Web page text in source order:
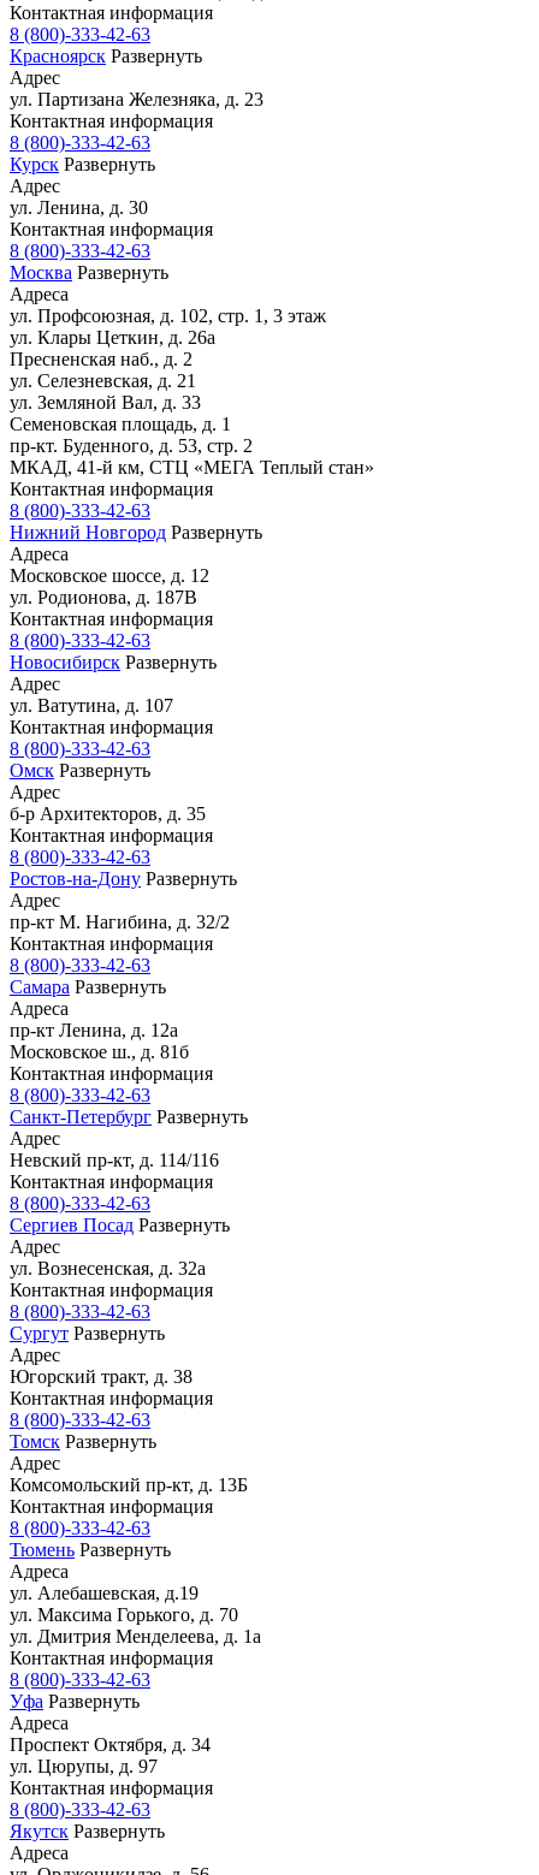
Контактная информация
8 (800)-333-42-63
Красноярск Развернуть
Адрес
ул. Партизана Железняка, д. 23
Контактная информация
8 (800)-333-42-63
Курск Развернуть
Адрес
ул. Ленина, д. 30
Контактная информация
8 (800)-333-42-63
Москва Развернуть
Адреса
ул. Профсоюзная, д. 102, стр. 1, 3 этаж
ул. Клары Цеткин, д. 26а
Пресненская наб., д. 2
ул. Селезневская, д. 21
ул. Земляной Вал, д. 33
Семеновская площадь, д. 1
пр-кт. Буденного, д. 53, стр. 2
МКАД, 41-й км, СТЦ «МЕГА Теплый стан»
Контактная информация
8 (800)-333-42-63
Нижний Новгород Развернуть
Адреса
Московское шоссе, д. 12
ул. Родионова, д. 187В
Контактная информация
8 (800)-333-42-63
Новосибирск Развернуть
Адрес
ул. Ватутина, д. 107
Контактная информация
8 (800)-333-42-63
Омск Развернуть
Адрес
б-р Архитекторов, д. 35
Контактная информация
8 (800)-333-42-63
Ростов-на-Дону Развернуть
Адрес
пр-кт М. Нагибина, д. 32/2
Контактная информация
8 (800)-333-42-63
Самара Развернуть
Адреса
пр-кт Ленина, д. 12а
Московское ш., д. 81б
Контактная информация
8 (800)-333-42-63
Санкт-Петербург Развернуть
Адрес
Невский пр-кт, д. 114/116
Контактная информация
8 (800)-333-42-63
Сергиев Посад Развернуть
Адрес
ул. Вознесенская, д. 32а
Контактная информация
8 (800)-333-42-63
Сургут Развернуть
Адрес
Югорский тракт, д. 38
Контактная информация
8 (800)-333-42-63
Томск Развернуть
Адрес
Комсомольский пр-кт, д. 13Б
Контактная информация
8 (800)-333-42-63
Тюмень Развернуть
Адреса
ул. Алебашевская, д.19
ул. Максима Горького, д. 70
ул. Дмитрия Менделеева, д. 1а
Контактная информация
8 (800)-333-42-63
Уфа Развернуть
Адреса
Проспект Октября, д. 34
ул. Цюрупы, д. 97
Контактная информация
8 (800)-333-42-63
Якутск Развернуть
Адреса